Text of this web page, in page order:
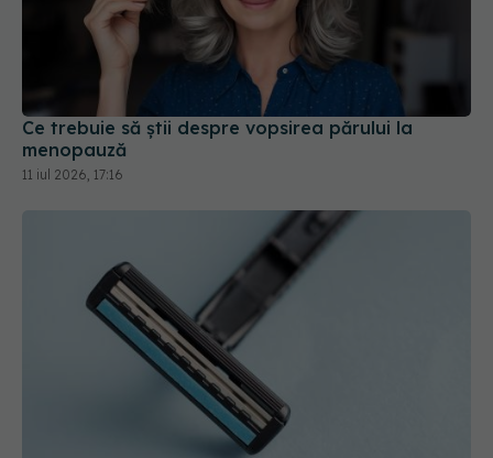
Ce trebuie să știi despre vopsirea părului la
menopauză
11 iul 2026, 17:16
La cât timp ar trebui schimbată lama aparatului
de ras. Semnele care arată că nu mai este bună